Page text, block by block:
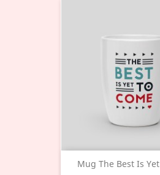
Mug The Best Is